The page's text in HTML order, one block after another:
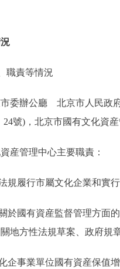
責等情況
辦公廳 北京市人民政府
號)，北京市國有文化資
管理中心主要職責：
履行市屬文化企業和實行
國有資産監督管理方面的
地方性法規草案、政府規
事業單位國有資産保值增